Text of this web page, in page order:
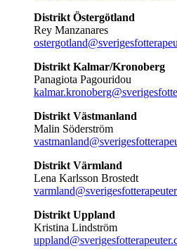
Distrikt Östergötland
Rey Manzanares
Distrikt Kalmar/Kronoberg
Panagiota Pagouridou
Distrikt Västmanland
Malin Söderström
Distrikt Värmland
Lena Karlsson Brostedt
Distrikt Uppland
Kristina Lindström